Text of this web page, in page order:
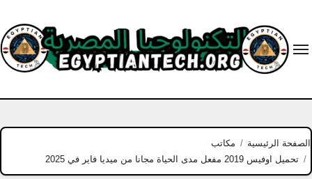
content
الصفحة الرئيسية
مكاتب
تحميل اوفيس 2019 مفعل مدى الحياة مجانا من ميديا ​​فاير في 2025